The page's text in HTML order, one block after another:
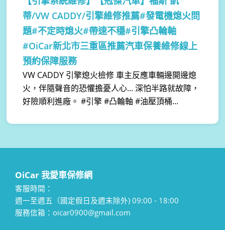
蒂/VW CADDY/引擎維修推薦#發電機熄火問
題#不定時熄火#帶速不穩#引擎凸輪軸
#OiCar新北市三重區推薦汽車保養維修線上
預約保障服務
VW CADDY 引擎熄火檢修 車主反應車輛邊開邊熄
火，伴隨聲音的恐懼擔憂人心... 深怕半路就故障，
好險順利進廠。 #引擎 #凸輪軸 #油壓頂桶...
OiCar 我愛車保修網
客服時間：
週一至週五（國定假日及週末除外) 09:00 - 18:00
服務信箱：oicar0900@gmail.com